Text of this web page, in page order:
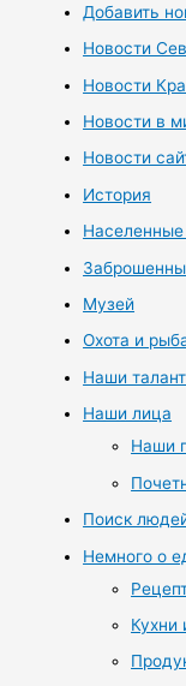
Добавить
Новости
Новости
Новости в
Новости
История
Музей
Охота и
Наши
Наши лица
Наши
Поиск
Немного о
Кухни